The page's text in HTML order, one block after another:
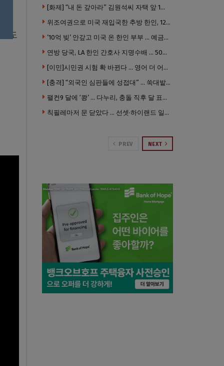
도
[화제] “내 돈 갚아라” 김원석씨 자택 앞 1인 광대 시위 … 한인 투자사, “108만 달러 못받아”
위조여권으로 미국 재입국한 추방 한인, 120만 달러 은행 사기 행각
’10억 빚’ 안갚고 미국 온 한인 부부 … 예금보험공사, 미국서 소송
연방 당국, LA 한인 간호사 지명수배 … 500만 달러 메디캐어 사기, 선고 직전 한국 도주
[이민]시민권 시험 확 바뀐다 … 영어 더 어렵게, 민간시험 도입 추진
[충격] “외국인 심판들에 성접대” … 쑥대밭된 축협 어디까지 추락하나
팰컨9 달에 ‘쾅’ … 다누리, 충돌 직후 달 표면 촬영 유일 탐사선
칙필레마저 문 닫았다 … 선셋·하이랜드 일대 ‘황량한 거리’로
PREV NEXT